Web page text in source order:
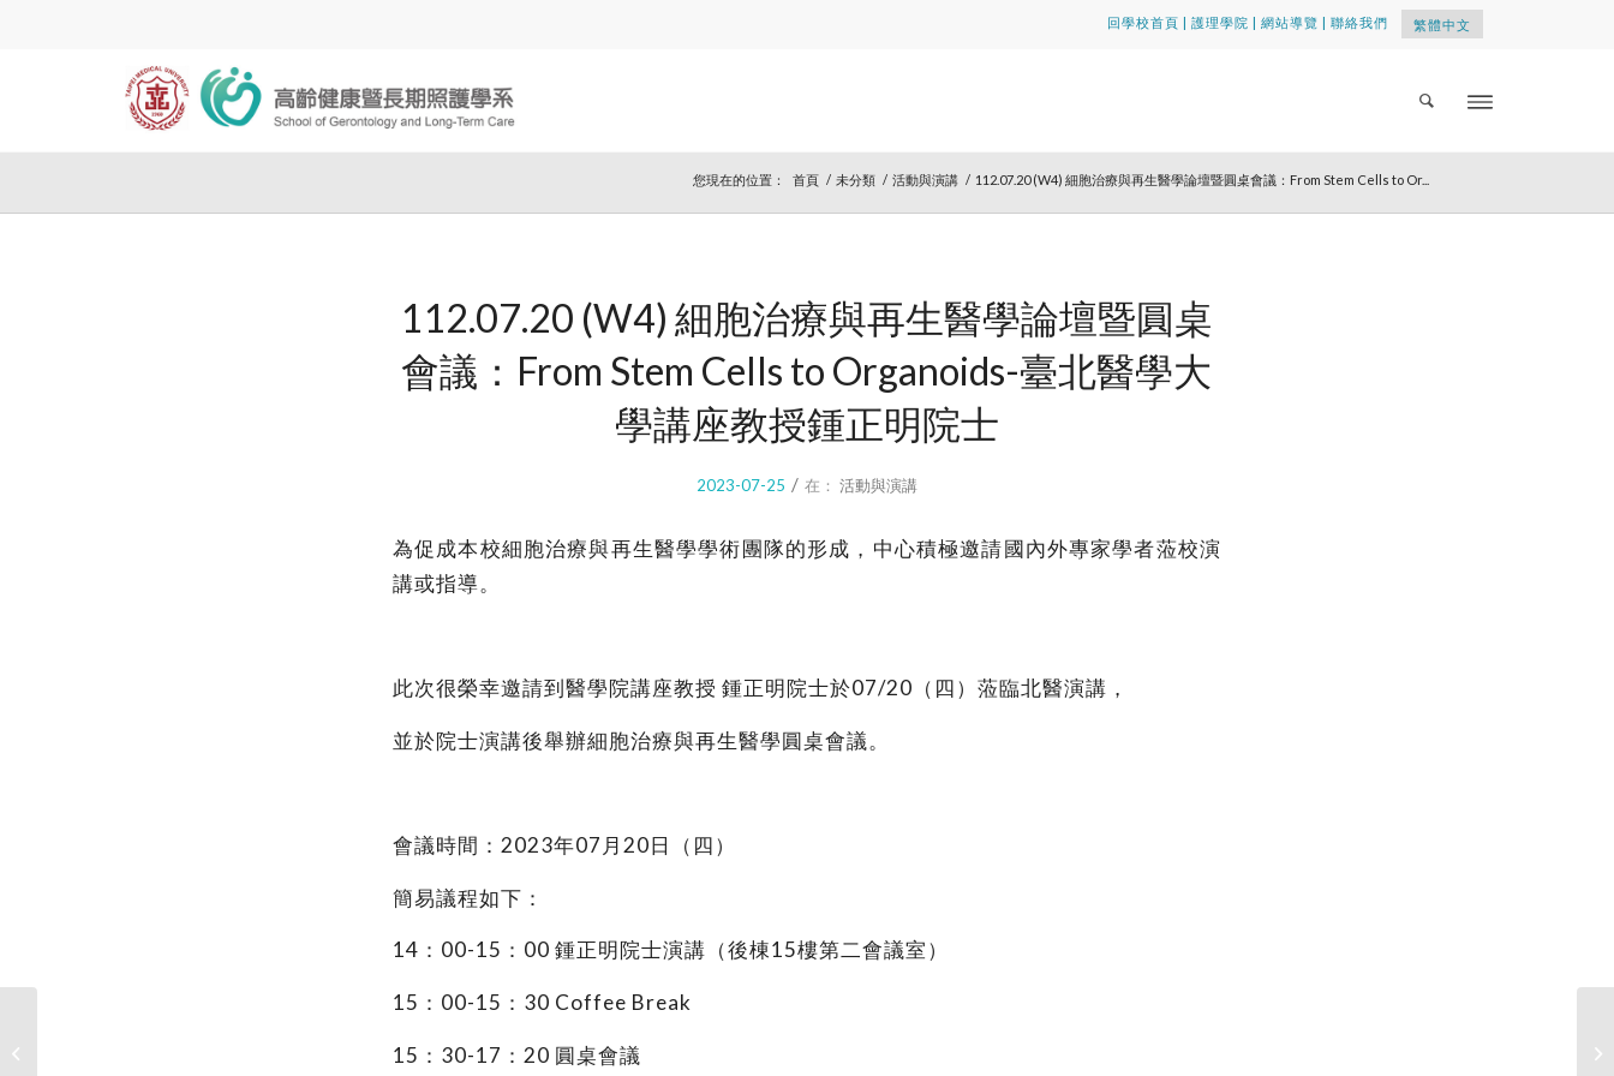
回學校首頁 |護理學院 |網站導覽 |聯絡我們 繁體中文
您現在的位置： 首頁 / 未分類 / 活動與演講 / 112.07.20 (W4) 細胞治療與再生醫學論壇暨圓桌會議：From Stem Cells to Or...
112.07.20 (W4) 細胞治療與再生醫學論壇暨圓桌
會議：From Stem Cells to Organoids-臺北醫學大
學講座教授鍾正明院士
2023-07-25 / 在： 活動與演講
為促成本校細胞治療與再生醫學學術團隊的形成，中心積極邀請國內外專家學者蒞校演
講或指導。
此次很榮幸邀請到醫學院講座教授 鍾正明院士於07/20（四）蒞臨北醫演講，
並於院士演講後舉辦細胞治療與再生醫學圓桌會議。
會議時間：2023年07月20日（四）
簡易議程如下：
14 ：00-15：00 鍾正明院士演講（後棟15樓第二會議室）
15 ：00-15：30 Coffee Break
15 ：30-17：20 圓桌會議